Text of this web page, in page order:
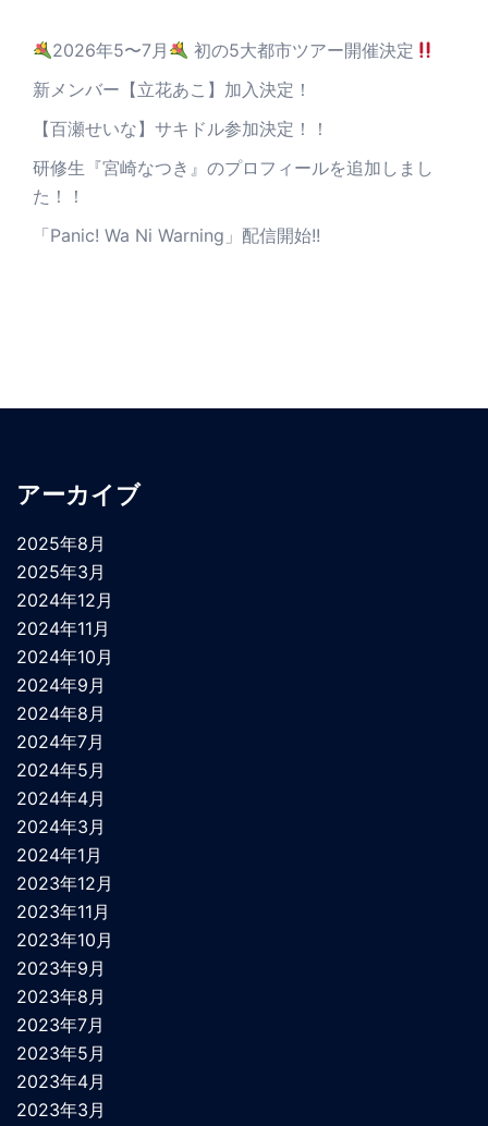
2026年5〜7月
初の5大都市ツアー開催決定
新メンバー【立花あこ】加入決定！
【百瀬せいな】サキドル参加決定！！
研修生『宮崎なつき』のプロフィールを追加しまし
た！！
「Panic! Wa Ni Warning」配信開始!!
アーカイブ
2025年8月
2025年3月
2024年12月
2024年11月
2024年10月
2024年9月
2024年8月
2024年7月
2024年5月
2024年4月
2024年3月
2024年1月
2023年12月
2023年11月
2023年10月
2023年9月
2023年8月
2023年7月
2023年5月
2023年4月
2023年3月